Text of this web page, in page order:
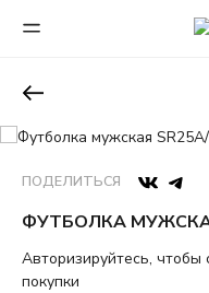
ПОДЕЛИТЬСЯ
ФУТБОЛКА
Авторизируйтесь, чтобы
покупки